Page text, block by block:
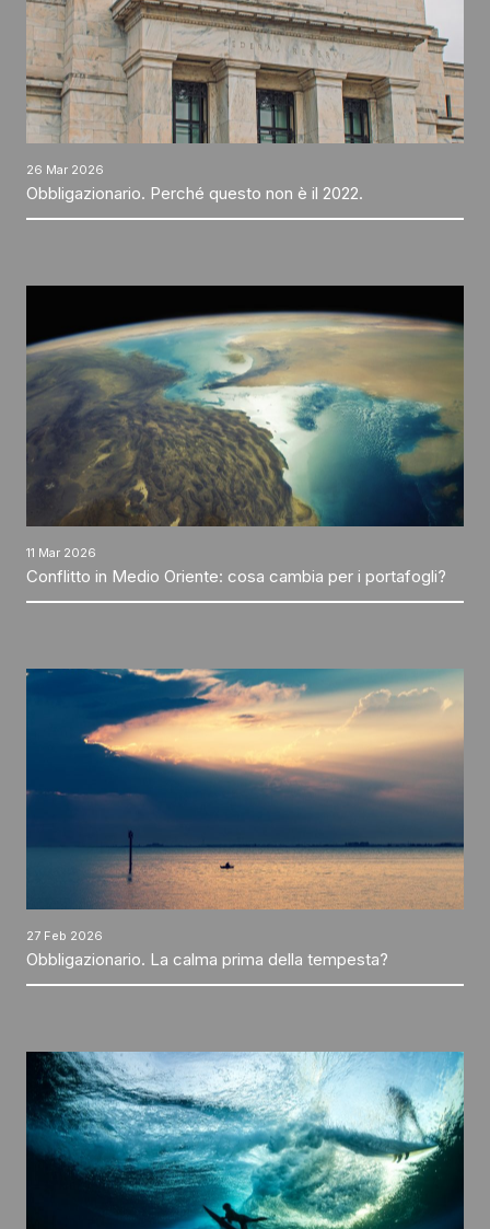
26 Mar 2026
Obbligazionario. Perché questo non è il 2022.
11 Mar 2026
Conflitto in Medio Oriente: cosa cambia per i portafogli?
27 Feb 2026
Obbligazionario. La calma prima della tempesta?